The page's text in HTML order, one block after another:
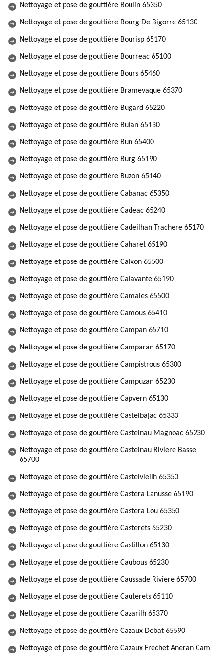
Nettoyage et pose de gouttière Boulin 65350
Nettoyage et pose de gouttière Bourg De Bigorre 65130
Nettoyage et pose de gouttière Bourisp 65170
Nettoyage et pose de gouttière Bourreac 65100
Nettoyage et pose de gouttière Bours 65460
Nettoyage et pose de gouttière Bramevaque 65370
Nettoyage et pose de gouttière Bugard 65220
Nettoyage et pose de gouttière Bulan 65130
Nettoyage et pose de gouttière Bun 65400
Nettoyage et pose de gouttière Burg 65190
Nettoyage et pose de gouttière Buzon 65140
Nettoyage et pose de gouttière Cabanac 65350
Nettoyage et pose de gouttière Cadeac 65240
Nettoyage et pose de gouttière Cadeilhan Trachere 65170
Nettoyage et pose de gouttière Caharet 65190
Nettoyage et pose de gouttière Caixon 65500
Nettoyage et pose de gouttière Calavante 65190
Nettoyage et pose de gouttière Camales 65500
Nettoyage et pose de gouttière Camous 65410
Nettoyage et pose de gouttière Campan 65710
Nettoyage et pose de gouttière Camparan 65170
Nettoyage et pose de gouttière Campistrous 65300
Nettoyage et pose de gouttière Campuzan 65230
Nettoyage et pose de gouttière Capvern 65130
Nettoyage et pose de gouttière Castelbajac 65330
Nettoyage et pose de gouttière Castelnau Magnoac 65230
Nettoyage et pose de gouttière Castelnau Riviere Basse
65700
Nettoyage et pose de gouttière Castelvieilh 65350
Nettoyage et pose de gouttière Castera Lanusse 65190
Nettoyage et pose de gouttière Castera Lou 65350
Nettoyage et pose de gouttière Casterets 65230
Nettoyage et pose de gouttière Castillon 65130
Nettoyage et pose de gouttière Caubous 65230
Nettoyage et pose de gouttière Caussade Riviere 65700
Nettoyage et pose de gouttière Cauterets 65110
Nettoyage et pose de gouttière Cazarilh 65370
Nettoyage et pose de gouttière Cazaux Debat 65590
Nettoyage et pose de gouttière Cazaux Frechet Aneran Cam